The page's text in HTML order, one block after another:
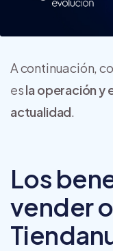
A continuación,
esla operación y
actualidad.
Los
vender